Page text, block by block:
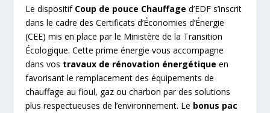
Le dispositif Coup de pouce Chauffage d’EDF s’inscrit
dans le cadre des Certificats d’Économies d’Énergie
(CEE) mis en place par le Ministère de la Transition
Écologique. Cette prime énergie vous accompagne
dans vos travaux de rénovation énergétique en
favorisant le remplacement des équipements de
chauffage au fioul, gaz ou charbon par des solutions
plus respectueuses de l’environnement. Le bonus pac